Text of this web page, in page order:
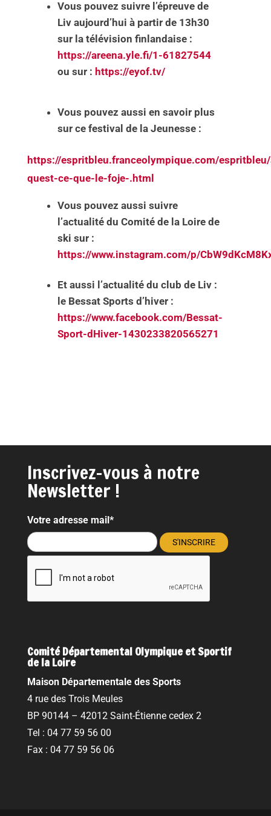
Vous pouvez suivre l’épreuve de
Liv aujourd’hui à partir de 13h30
sur la télévision finlandaise :
https://areena.yle.fi/1-61827544
ou sur : https://eyof.tv/
Vous pouvez aussi en savoir plus
sur ce festival de la Jeunesse :
https://espritbleu.franceolympique.com/
quest-ce-que-le-foje-.html
Vous pouvez aussi suivre
l’actualité du Comité de la Loire de
ski sur :
https://www.instagram.com/p/
Et aussi l’actualité du club de Liv :
le Bessat Sports d’hiver :
https://www.facebook.com/Bessat-
Sport-dHiver-1430233820565271
Inscrivez-vous à notre
Newsletter !
Votre adresse mail*
Comité Départemental Olympique et Sportif
de la Loire
Maison Départementale des Sports
4 rue des Trois Meules
BP 90144 – 42012 Saint-Étienne cedex 2
Tel : 04 77 59 56 00
Fax : 04 77 59 56 06